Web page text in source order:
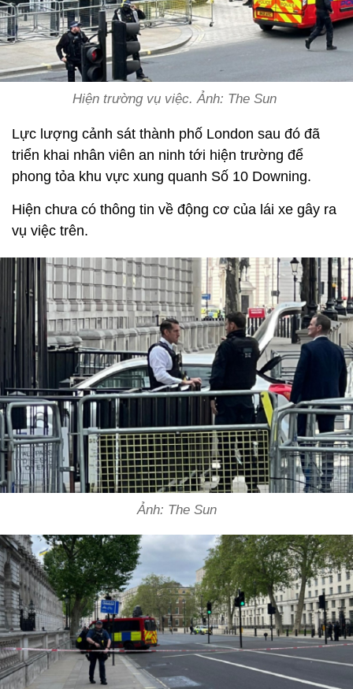
Hiện trường vụ việc. Ảnh: The Sun
Lực lượng cảnh sát thành phố London sau đó đã
triển khai nhân viên an ninh tới hiện trường để
phong tỏa khu vực xung quanh Số 10 Downing.
Hiện chưa có thông tin về động cơ của lái xe gây ra
vụ việc trên.
Ảnh: The Sun